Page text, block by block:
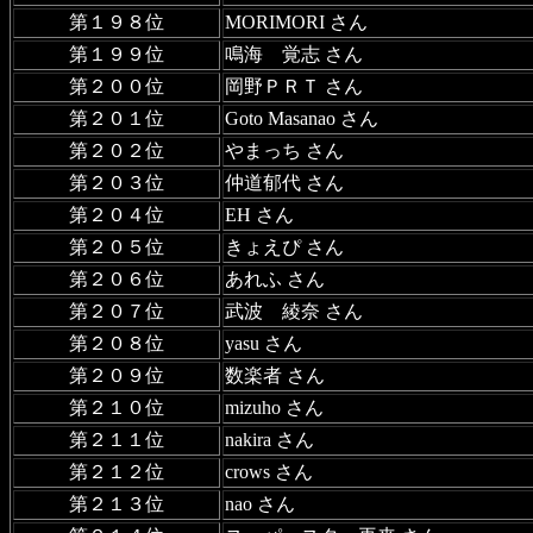
第１９８位
MORIMORI さん
第１９９位
鳴海 覚志 さん
第２００位
岡野ＰＲＴ さん
第２０１位
Goto Masanao さん
第２０２位
やまっち さん
第２０３位
仲道郁代 さん
第２０４位
EH さん
第２０５位
きょえぴ さん
第２０６位
あれふ さん
第２０７位
武波 綾奈 さん
第２０８位
yasu さん
第２０９位
数楽者 さん
第２１０位
mizuho さん
第２１１位
nakira さん
第２１２位
crows さん
第２１３位
nao さん